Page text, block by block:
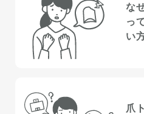
な
っ
い
爪